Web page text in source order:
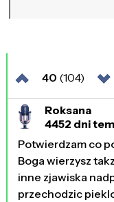
40 (104)
Roksana
4452 dni
Potwierdzam co
Boga wierzysz
inne zjawiska
przechodzic